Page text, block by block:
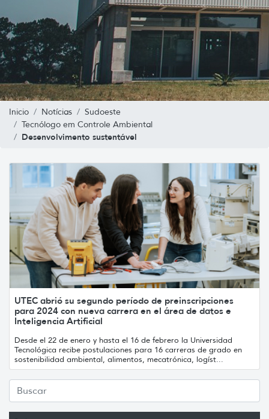
Inicio Notícias
Sudoeste
Tecnólogo em Controle Ambiental
Desenvolvimento sustentável
UTEC abrió su segundo período de preinscripciones
para 2024 con nueva carrera en el área de datos e
Inteligencia Artificial
Desde el 22 de enero y hasta el 16 de febrero la Universidad
Tecnológica recibe postulaciones para 16 carreras de grado en
sostenibilidad ambiental, alimentos, mecatrónica, logíst...